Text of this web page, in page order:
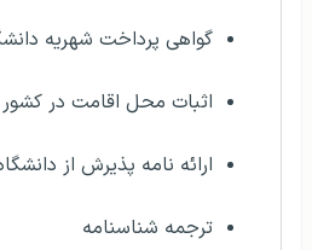
گواهی پرداخت شهریه
اثبات محل اقامت در کشور
ارائه نامه پذیرش از
ترجمه شناسنامه